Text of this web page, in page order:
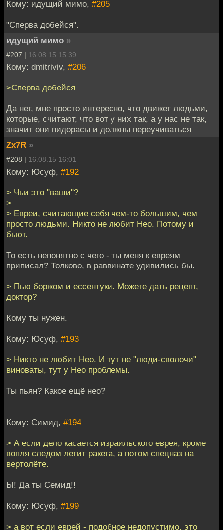
Кому: идущий мимо, #205
"Сперва добейся".
идущий мимо »
#207 | 16.08.15 15:39
Кому: dmitriviv, #206
>Сперва добейся
Да нет, мне просто интересно, что движет людьми,
которые, считают, что вот у них так, а у нас не так,
значит они пидорасы и должны переучиваться
Zx7R »
#208 | 16.08.15 16:01
Кому: Юсуф, #192
> Чьи это "ваши"?
>
> Евреи, считающие себя чем-то большим, чем
просто людьми. Никто не любит Нео. Потому и
бьют.
То есть непонятно с чего - ты меня к евреям
приписал? Толково, в раввинате удивились бы.
> Пью боржом и ессентуки. Можете дать рецепт,
доктор?
Кому ты нужен.
Кому: Юсуф, #193
> Никто не любит Нео. И тут не "люди-сволочи"
виноваты, тут у Нео проблемы.
Ты пьян? Какое ещё нео?
Кому: Симид, #194
> А если дело касается израильского еврея, кроме
вопля следом летит ракета, а потом спецназ на
вертолёте.
Ы! Да ты Семид!!
Кому: Юсуф, #199
> а вот если еврей - подобное недопустимо, это